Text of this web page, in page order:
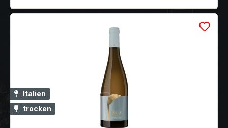
autochthone Rebsorten verleihen ihm sein wunderbar
vielfältiges Aroma von Kirschen, Zwetschgen,
schwarzen Johannisbeeren und Tabak. Mit seiner
großartigen Struktur, den samtigen Tanninen und dem
langen Finale mit Noten von Vanille und Schokolade
ist er Beweis dafür, welch großartige Weine die
ureigenen Trauben hervorbringen können.
Italien
trocken